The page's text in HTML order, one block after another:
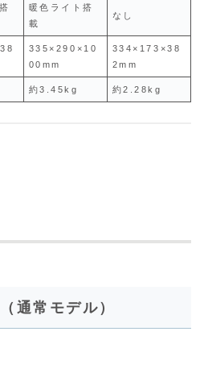
暖色ライト搭
載
なし
335×290×10
00mm
334×173×38
2mm
約3.45kg 約2.28kg
通常モデル）